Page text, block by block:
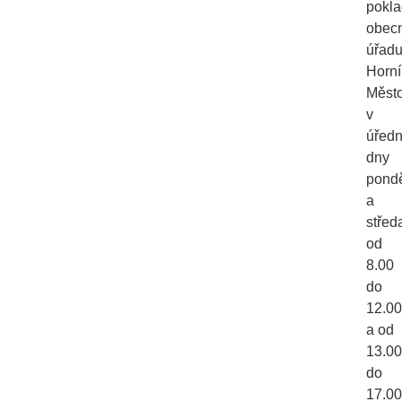
úřadu
Horní
v
dny
a
od
8.00
do
12.00
a od
13.00
do
17.00